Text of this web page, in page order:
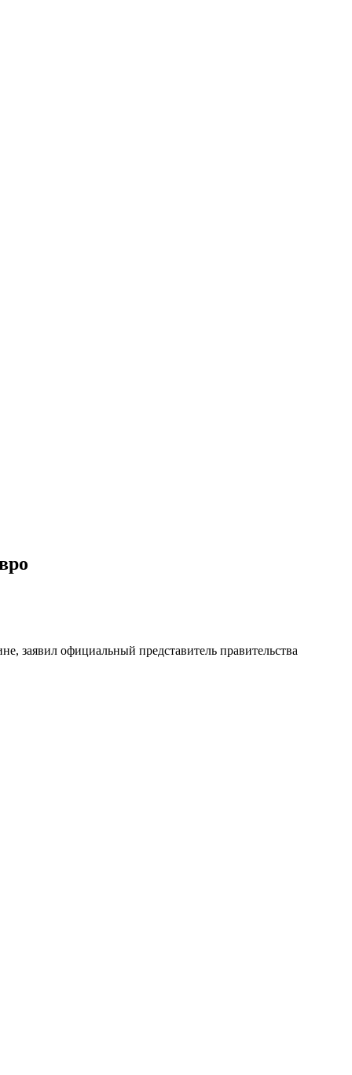
заявил официальный представитель правительства